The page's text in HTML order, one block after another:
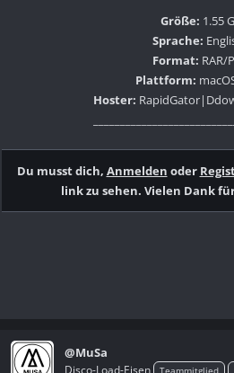
Größe: 1.55
Sprache:
Format: RAR/
Plattform:
Hoster:
Du musst dich, Anmelden oder
link zu sehen. Vielen Dank
@MuSa
Disco-Load-Eisen Teammitglied